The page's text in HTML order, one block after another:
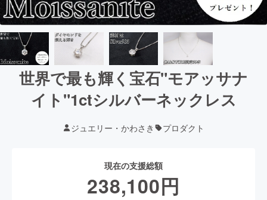
世界で最も輝く宝石"モアッサナ
イト"1ctシルバーネックレス
ジュエリー・かわさき プロダクト
現在の支援総額
238,100円